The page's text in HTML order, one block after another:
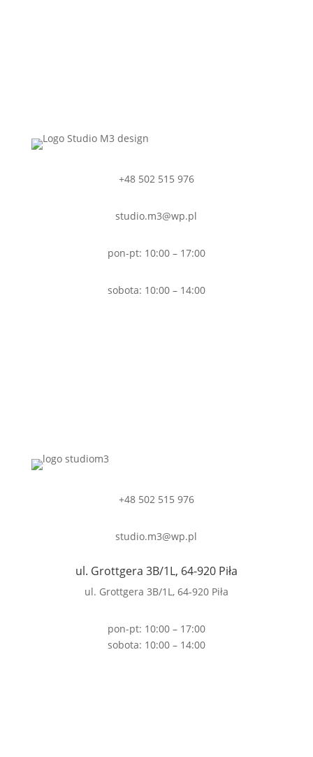
+48 502 515 976
studio.m3@wp.pl
pon-pt: 10:00 – 17:00
sobota: 10:00 – 14:00
+48 502 515 976
studio.m3@wp.pl
ul. Grottgera 3B/1L, 64-920 Piła
ul. Grottgera 3B/1L, 64-920 Piła
pon-pt: 10:00 – 17:00
sobota: 10:00 – 14:00